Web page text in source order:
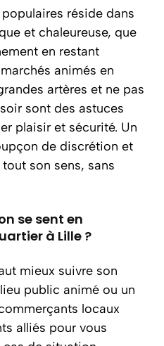
réside dans
et chaleureuse, que
en restant
animés en
artères et ne pas
sont des astuces
plaisir et sécurité. Un
de discrétion et
son sens, sans
se sent en
à Lille ?
mieux suivre son
public animé ou un
locaux
alliés pour vous